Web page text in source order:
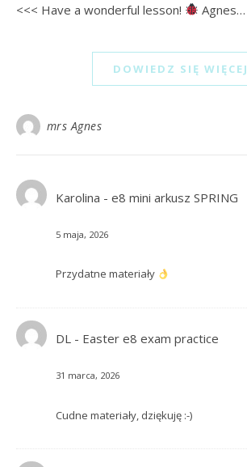
<<< Have a wonderful lesson!
Agnes…
DOWIEDZ SIĘ WIĘCEJ
mrs Agnes
Karolina - e8 mini arkusz SPRING
5 maja, 2026
Przydatne materiały
DL - Easter e8 exam practice
31 marca, 2026
Cudne materiały, dziękuję :-)